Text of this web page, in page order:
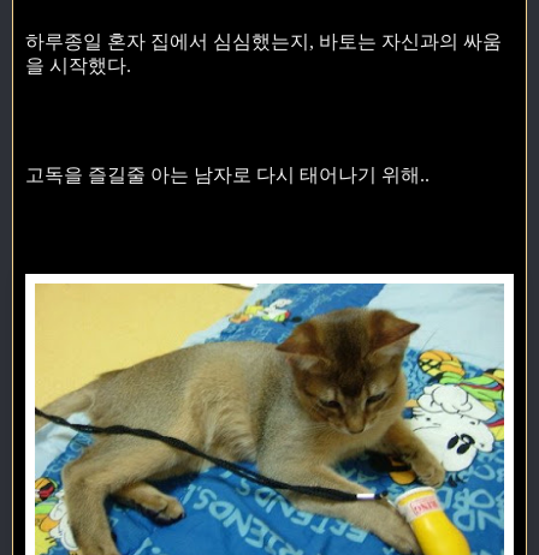
하루종일 혼자 집에서 심심했는지, 바토는 자신과의 싸움
을 시작했다.
고독을 즐길줄 아는 남자로 다시 태어나기 위해..